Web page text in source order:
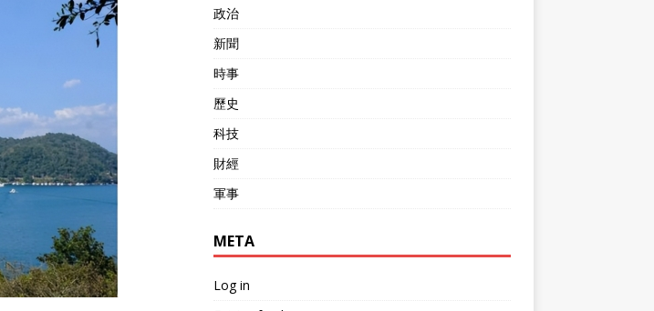
政治
新聞
時事
歷史
科技
財經
軍事
META
Log in